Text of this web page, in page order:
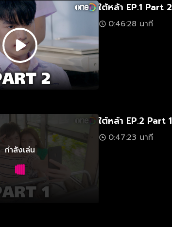
ใต้หล้า EP.1 Part 2
0:46:28 นาที
กำลังเล่น
ใต้หล้า EP.2 Part 1
0:47:23 นาที